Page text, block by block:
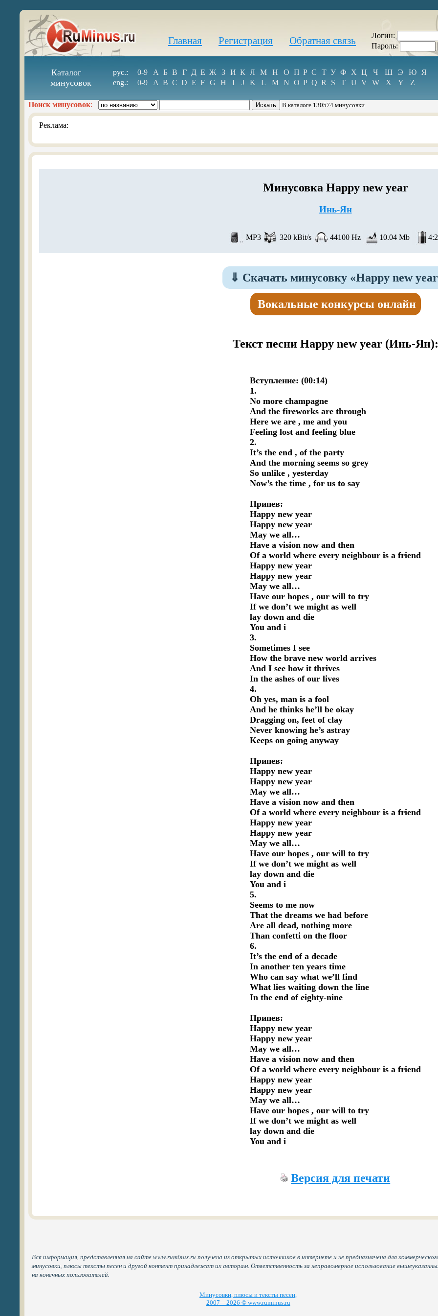
Главная Регистрация Обратная связь
Логин:
Пароль:
Каталог
минусовок
рус.: 0-9 А Б В Г Д Е Ж З И К Л М Н О П Р С Т У Ф Х Ц Ч Ш Э Ю Я
eng.:
0-9 A B C D E F G H I J K L M N O P Q R S T U V W X Y Z
Поиск минусовок: В каталоге 130574 минусовки
Реклама:
Минусовка Happy new year
Инь-Ян
MP3 320 kBit/s 44100 Hz 10.04 Mb
⇓ Скачать минусовку «Happy new
Вокальные конкурсы онлайн
Текст песни Happy new year(Инь-Ян):
Вступление: (00:14)
1.
No more champagne
And the fireworks are through
Here we are , me and you
Feeling lost and feeling blue
2.
It’s the end , of the party
And the morning seems so grey
So unlike , yesterday
Now’s the time , for us to say
Припев:
Happy new year
Happy new year
May we all…
Have a vision now and then
Of a world where every neighbour is a friend
Happy new year
Happy new year
May we all…
Have our hopes , our will to try
If we don’t we might as well
lay down and die
You and i
3.
Sometimes I see
How the brave new world arrives
And I see how it thrives
In the ashes of our lives
4.
Oh yes, man is a fool
And he thinks he’ll be okay
Dragging on, feet of clay
Never knowing he’s astray
Keeps on going anyway
Припев:
Happy new year
Happy new year
May we all…
Have a vision now and then
Of a world where every neighbour is a friend
Happy new year
Happy new year
May we all…
Have our hopes , our will to try
If we don’t we might as well
lay down and die
You and i
5.
Seems to me now
That the dreams we had before
Are all dead, nothing more
Than confetti on the floor
6.
It’s the end of a decade
In another ten years time
Who can say what we’ll find
What lies waiting down the line
In the end of eighty-nine
Припев:
Happy new year
Happy new year
May we all…
Have a vision now and then
Of a world where every neighbour is a friend
Happy new year
Happy new year
May we all…
Have our hopes , our will to try
If we don’t we might as well
lay down and die
You and i
Версия для печати
Вся информация, представленная на сайте www.ruminus.ru получена из открытых источников в интернете и не предназначена для
минусовки, плюсы тексты песен и другой контент принадлежат их авторам. Ответственность за неправомерное использование
на конечных пользователей.
Минусовки, плюсы и тексты песен,
2007—2026 © www.ruminus.ru